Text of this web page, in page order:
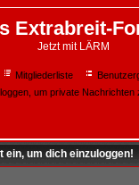
Extrabreit-
Jetzt mit LÄRM
Mitgliederliste
um private Nachrichten
ein, um dich einzuloggen!